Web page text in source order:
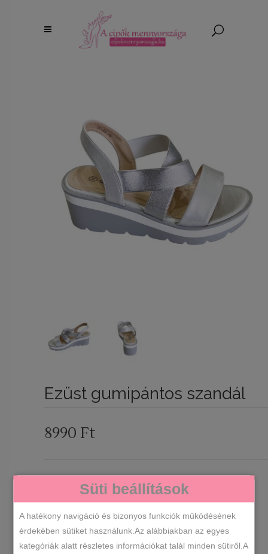
Ezüst gumipántos szandál
8990 Ft
MÉRET
VÁLASSZ EGY LEHETŐSÉGET
Süti beállítások
A hatékony navigáció és bizonyos funkciók működésének
érdekében sütiket használunk.Az alábbiakban az egyes
kategóriák alatt részletes információkat talál minden sütiről.A